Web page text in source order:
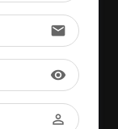
email
visibility
perm_identity